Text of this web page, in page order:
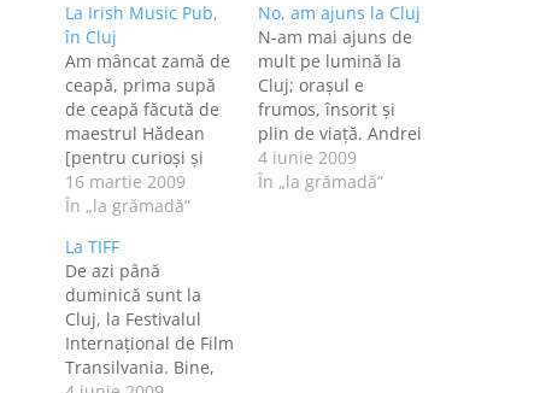
La Irish Music Pub,
în Cluj
Am mâncat zamă de
ceapă, prima supă
de ceapă făcută de
maestrul Hădean
[pentru curioşi şi
pofticioşi, reţeta - cu
poze delicioase -
multe cafele cu
lapte şi zama asta
delicioasă, am stat
la poveşti cu doi
membri ai familiei
Groza, respectiv
16 martie 2009
În „la grămadă”
No, am ajuns la Cluj
N-am mai ajuns de
mult pe lumină la
Cluj; oraşul e
frumos, însorit şi
plin de viaţă. Andrei
zice că-i plin din
cauză de TIFF. Nu
4 iunie 2009
În „la grămadă”
La TIFF
De azi până
duminică sunt la
Cluj, la Festivalul
Internaţional de Film
Transilvania. Bine,